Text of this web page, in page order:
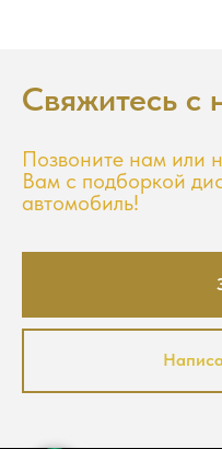
Свяжитесь с
Позвоните нам или
Вам с подборкой
автомобиль!